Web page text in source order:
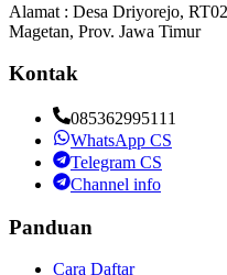
Alamat : Desa Driyorejo,
Magetan, Prov. Jawa Timur
Kontak
085362995111
WhatsApp CS
Telegram CS
Channel info
Panduan
Cara Daftar